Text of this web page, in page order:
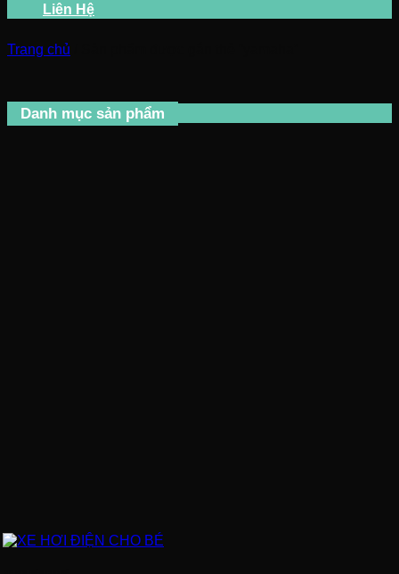
Liên Hệ
Trang chủ
Danh mục sản phẩm